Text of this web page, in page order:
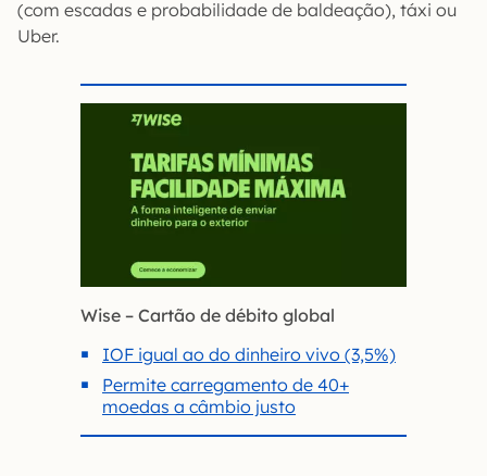
(com escadas e probabilidade de baldeação), táxi ou
Uber.
Wise – Cartão de débito global
IOF igual ao do dinheiro vivo (3,5%)
Permite carregamento de 40+
moedas a câmbio justo